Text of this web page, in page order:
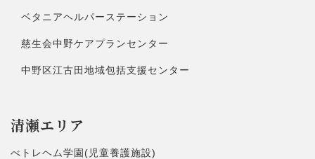
ベタニアヘルパーステーション
慈生会中野ケアプランセンター
中野区江古田地域包括支援センター
清瀬エリア
べトレヘム学園(児童養護施設)